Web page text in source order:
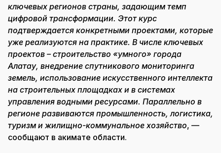
ключевых регионов страны, задающим темп
цифровой трансформации. Этот курс
подтверждается конкретными проектами, которые
уже реализуются на практике. В числе ключевых
проектов – строительство «умного» города
Алатау, внедрение спутникового мониторинга
земель, использование искусственного интеллекта
на строительных площадках и в системах
управления водными ресурсами. Параллельно в
регионе развиваются промышленность, логистика,
туризм и жилищно-коммунальное хозяйство, —
сообщают в акимате области.